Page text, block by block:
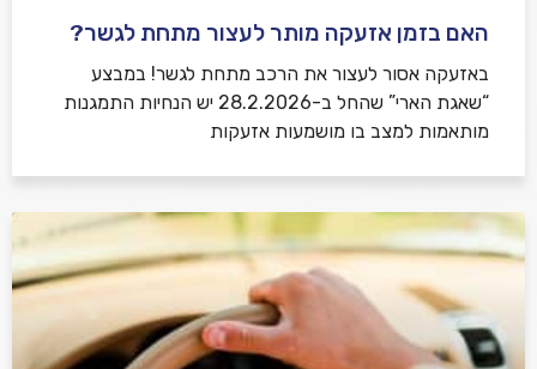
האם בזמן אזעקה מותר לעצור מתחת לגשר?
באזעקה אסור לעצור את הרכב מתחת לגשר! במבצע
“שאגת הארי” שהחל ב-28.2.2026 יש הנחיות התמגנות
מותאמות למצב בו מושמעות אזעקות